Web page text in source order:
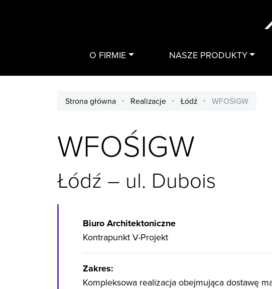
O FIRMIE NASZE PRODUKTY
Strona główna / Realizacje / Łódź / WFOŚIGW
WFOŚIGW
Łódź – ul. Dubois
Biuro Architektoniczne
Kontrapunkt V-Projekt
Zakres:
Kompleksowa realizacja obejmująca dostawę